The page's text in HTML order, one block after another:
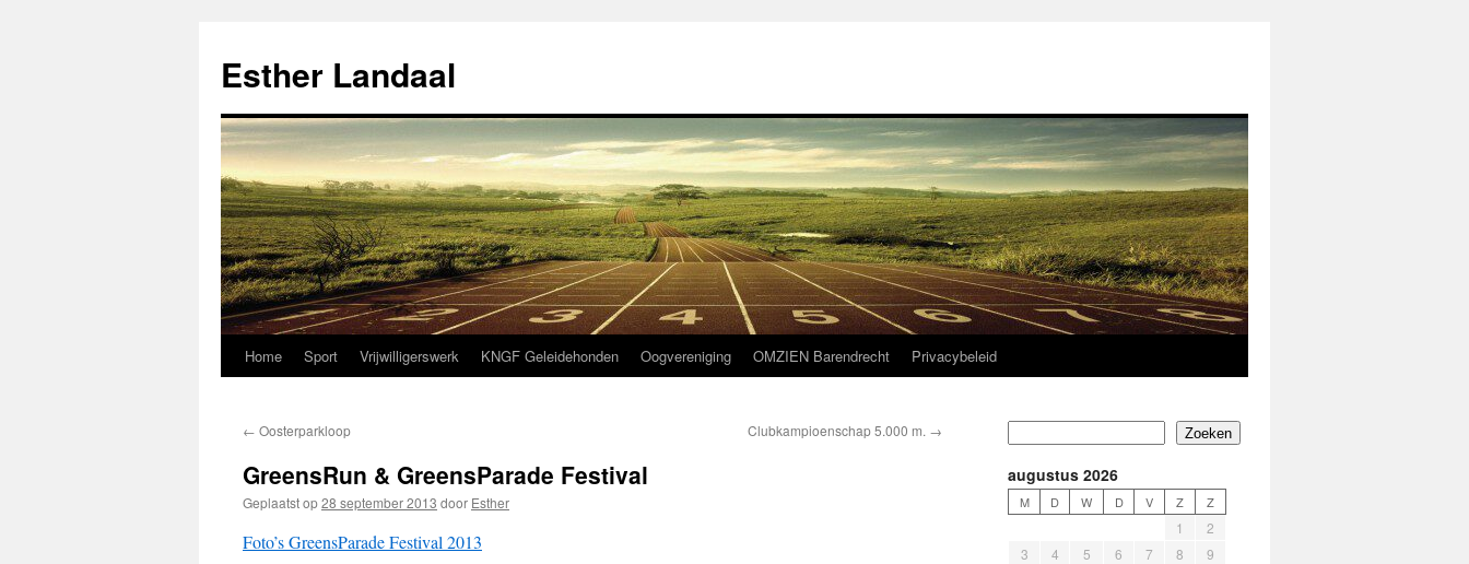
de
inhoud
Esther Landaal
Home Sport Vrijwilligerswerk KNGF Geleidehonden Oogvereniging OMZIEN Barendrecht Privacybeleid
← Oosterparkloop Clubkampioenschap 5.000 m. →
GreensRun & GreensParade Festival
Geplaatst op28 september 2013 door Esther
Foto’s GreensParade Festival 2013
Zoeken
augustus 2026
M D W D V Z Z
1
2
3
4 5 6 7 8
9